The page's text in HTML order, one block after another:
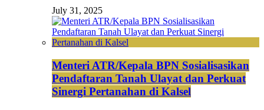
July 31, 2025
Menteri ATR/Kepala BPN Sosialisasikan
Pendaftaran Tanah Ulayat dan Perkuat
Sinergi Pertanahan di Kalsel